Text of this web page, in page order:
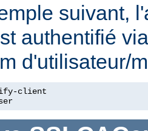
suivant,
authentifié
d'utilisateur/